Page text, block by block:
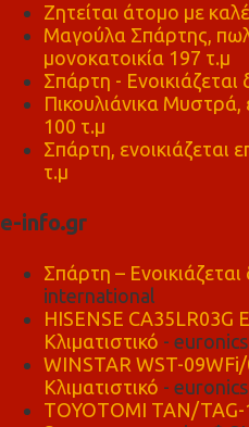
Ζητείται άτομο με
Μαγούλα Σπάρτης,
μονοκατοικία 197 τ.μ
Σπάρτη - Ενοικιάζεται
Πικουλιάνικα Μυστρά,
100 τ.μ
Σπάρτη, ενοικιάζεται
τ.μ
e-info.gr
Σπάρτη –
international
HISENSE CA35LR03G
Κλιματιστικό -
WINSTAR WST-
Κλιματιστικό -
TOYOTOMI TAN/